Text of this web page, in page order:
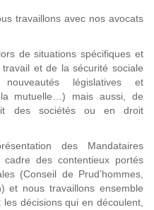
travaillons avec nos avocats
de situations spécifiques et
et de la sécurité sociale
législatives et
la mutuelle…) mais aussi, de
des sociétés ou en droit
des Mandataires
des contentieux portés
(Conseil de Prud’hommes,
et nous travaillons ensemble
décisions qui en découlent,